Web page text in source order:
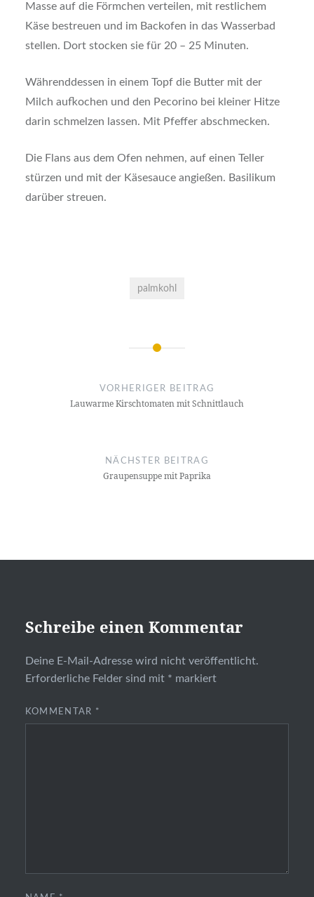
Masse auf die Förmchen verteilen, mit restlichem
Käse bestreuen und im Backofen in das Wasserbad
stellen. Dort stocken sie für 20 – 25 Minuten.
Währenddessen in einem Topf die Butter mit der
Milch aufkochen und den Pecorino bei kleiner Hitze
darin schmelzen lassen. Mit Pfeffer abschmecken.
Die Flans aus dem Ofen nehmen, auf einen Teller
stürzen und mit der Käsesauce angießen. Basilikum
darüber streuen.
palmkohl
Beitragsnavigation
VORHERIGER BEITRAG
Lauwarme Kirschtomaten mit Schnittlauch
NÄCHSTER BEITRAG
Graupensuppe mit Paprika
Schreibe einen Kommentar
Deine E-Mail-Adresse wird nicht veröffentlicht.
Erforderliche Felder sind mit * markiert
KOMMENTAR *